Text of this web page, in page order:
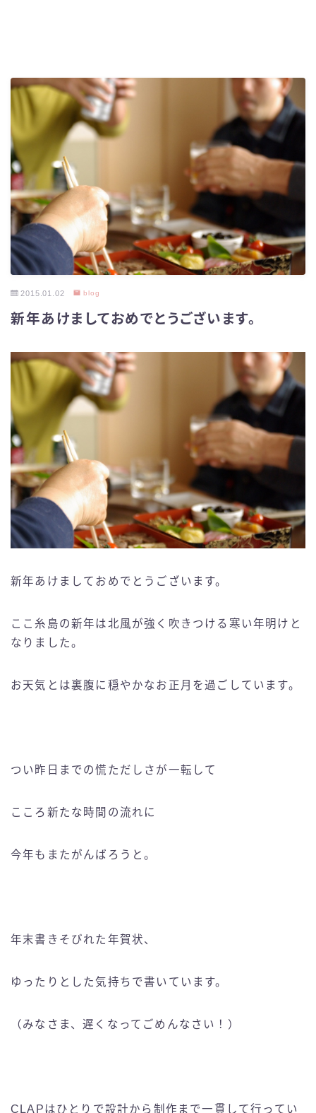
2015.01.02 blog
新年あけましておめでとうございます。
新年あけましておめでとうございます。
ここ糸島の新年は北風が強く吹きつける寒い年明けと
なりました。
お天気とは裏腹に穏やかなお正月を過ごしています。
つい昨日までの慌ただしさが一転して
こころ新たな時間の流れに
今年もまたがんばろうと。
年末書きそびれた年賀状、
ゆったりとした気持ちで書いています。
（みなさま、遅くなってごめんなさい！）
CLAPはひとりで設計から制作まで一貫して行ってい